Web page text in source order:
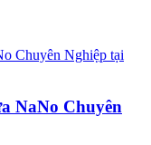
NaNo Chuyên